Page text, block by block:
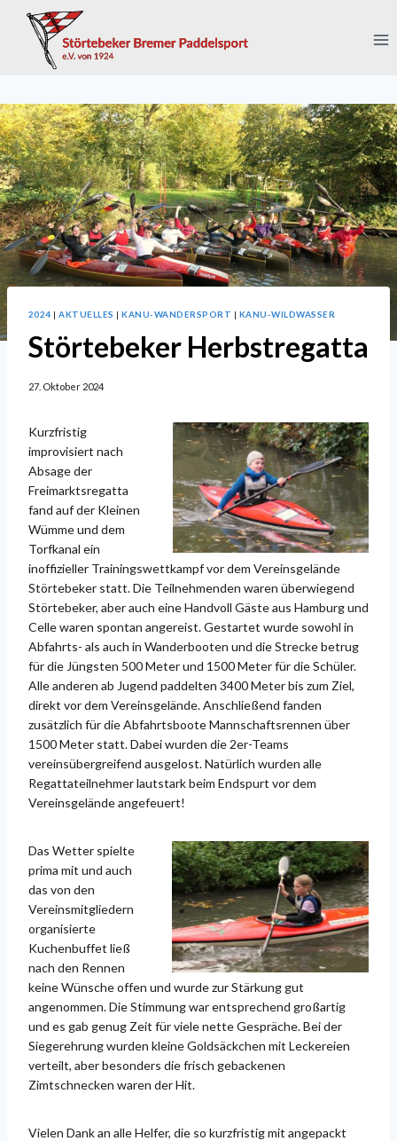
Inhalt
springen
2024 |AKTUELLES |KANU-WANDERSPORT | KANU-WILDWASSER
Störtebeker Herbstregatta
27. Oktober 2024
Kurzfristig
improvisiert nach
Absage der
Freimarktsregatta
fand auf der Kleinen
Wümme und dem
Torfkanal ein
inoffizieller Trainingswettkampf vor dem Vereinsgelände
Störtebeker statt. Die Teilnehmenden waren überwiegend
Störtebeker, aber auch eine Handvoll Gäste aus Hamburg und
Celle waren spontan angereist. Gestartet wurde sowohl in
Abfahrts- als auch in Wanderbooten und die Strecke betrug
für die Jüngsten 500 Meter und 1500 Meter für die Schüler.
Alle anderen ab Jugend paddelten 3400 Meter bis zum Ziel,
direkt vor dem Vereinsgelände. Anschließend fanden
zusätzlich für die Abfahrtsboote Mannschaftsrennen über
1500 Meter statt. Dabei wurden die 2er-Teams
vereinsübergreifend ausgelost. Natürlich wurden alle
Regattateilnehmer lautstark beim Endspurt vor dem
Vereinsgelände angefeuert!
Das Wetter spielte
prima mit und auch
das von den
Vereinsmitgliedern
organisierte
Kuchenbuffet ließ
nach den Rennen
keine Wünsche offen und wurde zur Stärkung gut
angenommen. Die Stimmung war entsprechend großartig
und es gab genug Zeit für viele nette Gespräche. Bei der
Siegerehrung wurden kleine Goldsäckchen mit Leckereien
verteilt, aber besonders die frisch gebackenen
Zimtschnecken waren der Hit.
Vielen Dank an alle Helfer, die so kurzfristig mit angepackt